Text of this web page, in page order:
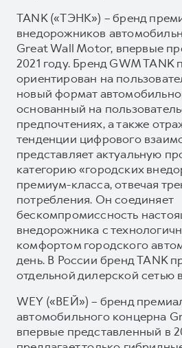
TANK («ТЭНК») – бренд
внедорожников
Great Wall Motor, впервые
2021 году. Бренд GWM TANK
ориентирован на
новый формат
основанный на
предпочтениях, а также
тенденции цифрового
представляет актуальную
категорию «городских
премиум-класса, отвечая
потребления. Он соединяет
бескомпромиссность
внедорожника с
комфортом городского
день. В России бренд TANK
отдельной дилерской сетью
WEY («ВЕЙ») – бренд
автомобильного концерна
впервые представленный в